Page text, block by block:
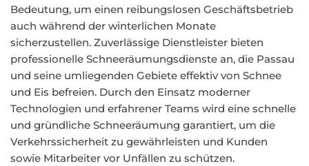
Bedeutung, um einen reibungslosen Geschäftsbetrieb
auch während der winterlichen Monate
sicherzustellen. Zuverlässige Dienstleister bieten
professionelle Schneeräumungsdienste an, die Passau
und seine umliegenden Gebiete effektiv von Schnee
und Eis befreien. Durch den Einsatz moderner
Technologien und erfahrener Teams wird eine schnelle
und gründliche Schneeräumung garantiert, um die
Verkehrssicherheit zu gewährleisten und Kunden
sowie Mitarbeiter vor Unfällen zu schützen.